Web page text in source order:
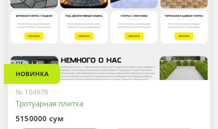
НОВИНКА
№ 104978
Тротуарная плитка
5150000 сум